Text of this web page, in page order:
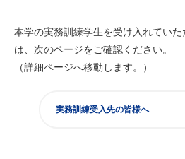
本学の実務訓練学生を受け入れてい
は、次のページをご確認ください。
（詳細ページへ移動します。）
実務訓練受入先の皆様へ